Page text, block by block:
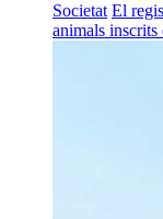
Societat El
animals inscrits